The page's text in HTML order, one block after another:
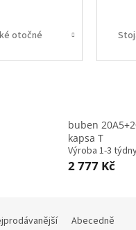
otočné
buben
kapsa T
Výroba 1-3
2 777 Kč
Abecedně